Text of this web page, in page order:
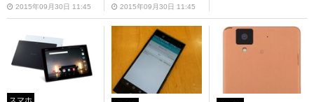
2015年09月30日 11:45 2015年09月30日 11:45
スマホ